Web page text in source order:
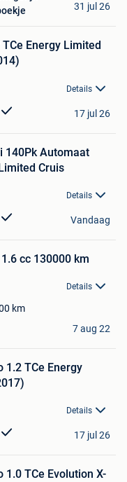
31 jul 26
TCe Energy Limited
Details
17 jul 26
140Pk Automaat
Cruis
Details
Vandaag
cc 130000 km
Details
km
7 aug 22
1.2 TCe Energy
Details
17 jul 26
1.0 TCe Evolution X-